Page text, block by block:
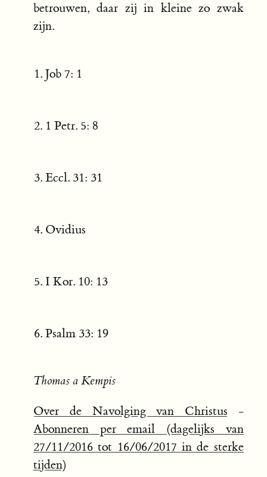
betrouwen, daar zij in kleine zo zwak
zijn.
Job 7: 1
1 Petr. 5: 8
Eccl. 31: 31
Ovidius
I Kor. 10: 13
Psalm 33: 19
Thomas a Kempis
Over de Navolging van Christus -
Abonneren per email (dagelijks van
27/11/2016 tot 16/06/2017 in de sterke
tijden)